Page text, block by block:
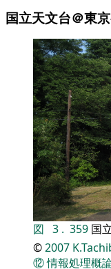
国立天文台＠東
図 3 . 359 国
©2007
⑫情報処理概